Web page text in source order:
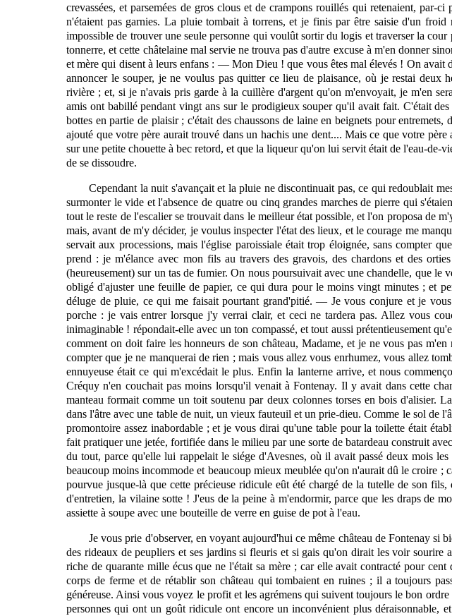
crevassées, et parsemées de gros clous et de crampons rouillés qui retenaient, par-
n'étaient pas garnies. La pluie tombait à torrens, et je finis par être saisie d'un
impossible de trouver une seule personne qui voulût sortir du logis et traverser la
tonnerre, et cette châtelaine mal servie ne trouva pas d'autre excuse à m'en donner
et mère qui disent à leurs enfans : — Mon Dieu ! que vous êtes mal élevés ! On avait
annoncer le souper, je ne voulus pas quitter ce lieu de plaisance, où je restai deux
rivière ; et, si je n'avais pris garde à la cuillère d'argent qu'on m'envoyait, je m'en
amis ont babillé pendant vingt ans sur le prodigieuxsouper qu'il avait fait. C'était des
bottes en partie de plaisir ; c'était des chaussons de laine en beignets pour
ajouté que votre père aurait trouvé dans un hachis une dent.... Mais ce que votre
sur une petite chouette à bec retord, et que la liqueur qu'on lui servit était de l'eau-
de se dissoudre.
Cependant la nuit s'avançait et la pluie ne discontinuait pas, ce qui redoublait
surmonter le vide et l'absence de quatre ou cinq grandes marches de pierre qui
tout le reste de l'escalier se trouvait dans le meilleur état possible, et l'on proposa de
mais, avant de m'y décider, je voulus inspecter l'état des lieux, et le courage me
servait aux processions, mais l'église paroissiale était trop éloignée, sans compter
prend : je m'élance avec mon fils au travers des gravois, des chardons et des
(heureusement) sur un tas de fumier. On nous poursuivait avec une chandelle, que
obligé d'ajuster une feuille de papier, ce qui dura pour le moins vingt minutes ; et
déluge de pluie, ce qui me faisait pourtant grand'pitié. — Je vous conjure et je
porche : je vais entrer lorsque j'y verrai clair, et ceci ne tardera pas. Allez vous
inimaginable ! répondait-elle avec un ton compassé, et tout aussi prétentieusement
comment on doit faire les honneurs de son château, Madame, et je ne vous pas
compter que je ne manquerai de rien ; mais vous allez vous enrhumez, vous allez
ennuyeuse était ce qui m'excédait le plus. Enfin la lanterne arrive, et nous
Créquy n'en couchait pas moins lorsqu'il venait à Fontenay. Il y avait dans cette
manteau formait comme un toit soutenu par deux colonnes torses en bois d'alisier.
dans l'âtre avec une table de nuit, un vieux fauteuil et un prie-dieu. Comme le sol de
promontoire assez inabordable ; et je vous dirai qu'une table pour la toilette était
fait pratiquer une jetée, fortifiée dans le milieu par une sorte de batardeau construit
du tout, parce qu'elle lui rappelait le siége d'Avesnes, où il avait passé deux mois
beaucoup moins incommode et beaucoup mieux meublée qu'on n'aurait dû le croire ;
pourvue jusque-là que cette précieuse ridicule eût été chargé de la tutelle de son
d'entretien, la vilaine sotte ! J'eus de la peine à m'endormir, parce que les draps de
assiette à soupe avec une bouteille de verre en guise de pot à l'eau.
Je vous prie d'observer, en voyant aujourd'hui ce même château de Fontenay si
des rideaux de peupliers et ses jardins si fleuris et si gais qu'on dirait les voir
riche de quarante mille écus que ne l'était sa mère ; car elle avait contracté pour
corps de ferme et de rétablir son château qui tombaient en ruines ; il a toujours
généreuse. Ainsi vous voyez le profit et les agrémens qui suivent toujours le bon
personnes qui ont un goût ridicule ont encore un inconvénient plus déraisonnable,